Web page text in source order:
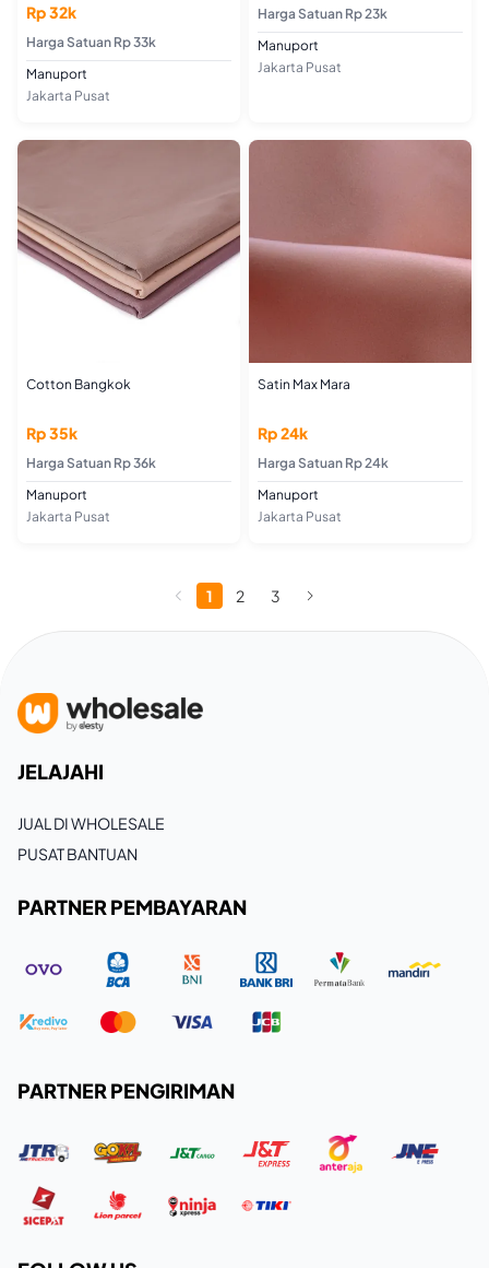
Rp 32k
Harga Satuan Rp 33k
Manuport
Jakarta Pusat
Harga Satuan Rp 23k
Manuport
Jakarta Pusat
Cotton Bangkok
Rp 35k
Harga Satuan Rp 36k
Manuport
Jakarta Pusat
Satin Max Mara
Rp 24k
Harga Satuan Rp 24k
Manuport
Jakarta Pusat
1 2 3
JELAJAHI
JUAL DI WHOLESALE
PUSAT BANTUAN
PARTNER PEMBAYARAN
PARTNER PENGIRIMAN